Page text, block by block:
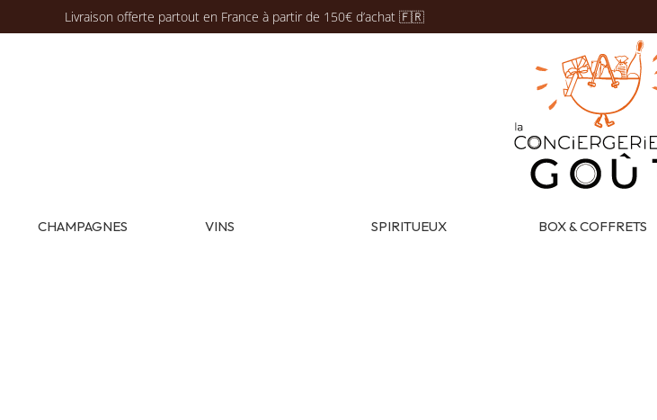
Livraison offerte partout en France à partir de 150€ d’achat 🇫🇷
CHAMPAGNES VINS SPIRITUEUX BOX & COFFRETS